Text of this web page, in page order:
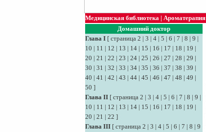
Медицинская библиотека | Ароматерапия
Домашний доктор
Глава I [ страница 2 | 3 | 4 | 5 | 6 | 7 | 8 | 9 |
10 | 11 | 12 | 13 | 14 | 15 | 16 | 17 | 18 | 19 |
20 | 21 | 22 | 23 | 24 | 25 | 26 | 27 | 28 | 29 |
30 | 31 | 32 | 33 | 34 | 35 | 36 | 37 | 38 | 39 |
40 | 41 | 42 | 43 | 44 | 45 | 46 | 47 | 48 | 49 |
50 ]
Глава II [ страница 2 | 3 | 4 | 5 | 6 | 7 | 8 | 9 |
10 | 11 | 12 | 13 | 14 | 15 | 16 | 17 | 18 | 19 |
20 | 21 | 22 ]
Глава III [ страница 2 | 3 | 4 | 5 | 6 | 7 | 8 | 9